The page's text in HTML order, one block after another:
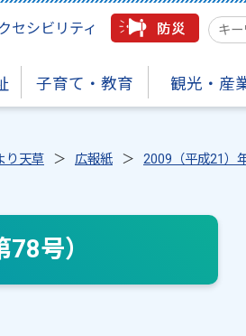
セシビリティ
検
ー
ド
子育て・教育 観光・産
り天草 広報紙
2009（平成21）
号）